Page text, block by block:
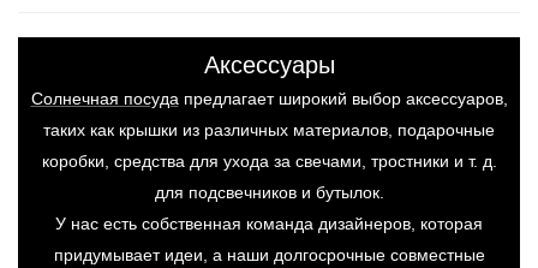
Аксессуары
Солнечная посуда предлагает широкий выбор аксессуаров,
таких как крышки из различных материалов, подарочные
коробки, средства для ухода за свечами, тростники и т. д.
для подсвечников и бутылок.
У нас есть собственная команда дизайнеров, которая
придумывает идеи, а наши долгосрочные совместные